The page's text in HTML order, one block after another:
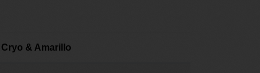
Cryo & Amarillo